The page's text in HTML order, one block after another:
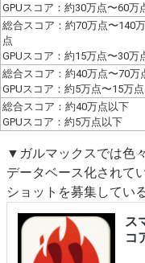
GPUスコア：約30万点〜60万
総合スコア：約70万点〜140万
点
GPUスコア：約15万点〜30万
総合スコア：約40万点〜70万
GPUスコア：約5万点〜15万点
総合スコア：約40万点以下
GPUスコア：約5万点以下
▼ガルマックスでは色
データベース化されて
ショットを募集してい